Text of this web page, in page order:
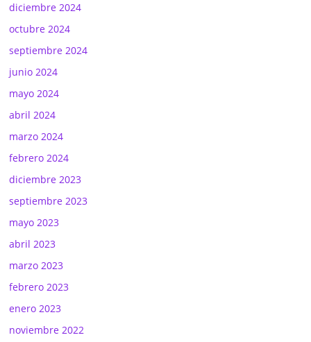
diciembre 2024
octubre 2024
septiembre 2024
junio 2024
mayo 2024
abril 2024
marzo 2024
febrero 2024
diciembre 2023
septiembre 2023
mayo 2023
abril 2023
marzo 2023
febrero 2023
enero 2023
noviembre 2022